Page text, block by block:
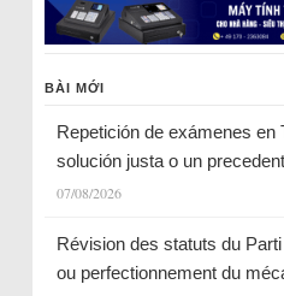
BÀI MỚI
Repetición de exámenes en
solución justa o un
07/08/2026
Révision des statuts du
ou perfectionnement du